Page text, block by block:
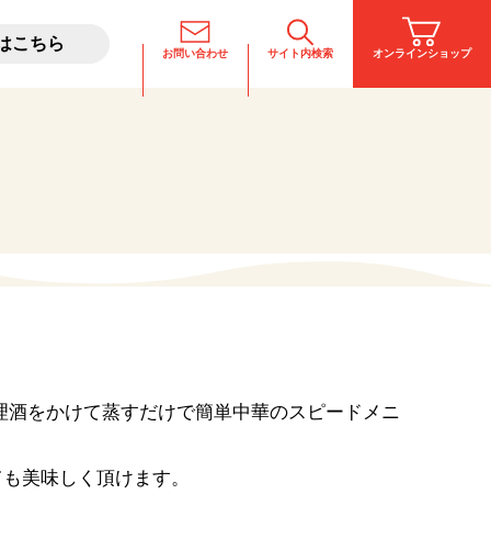
こちら
お問い合わせ サイト内検索 オンラインショップ
酒をかけて蒸すだけで簡単中華のスピードメニ
美味しく頂けます。